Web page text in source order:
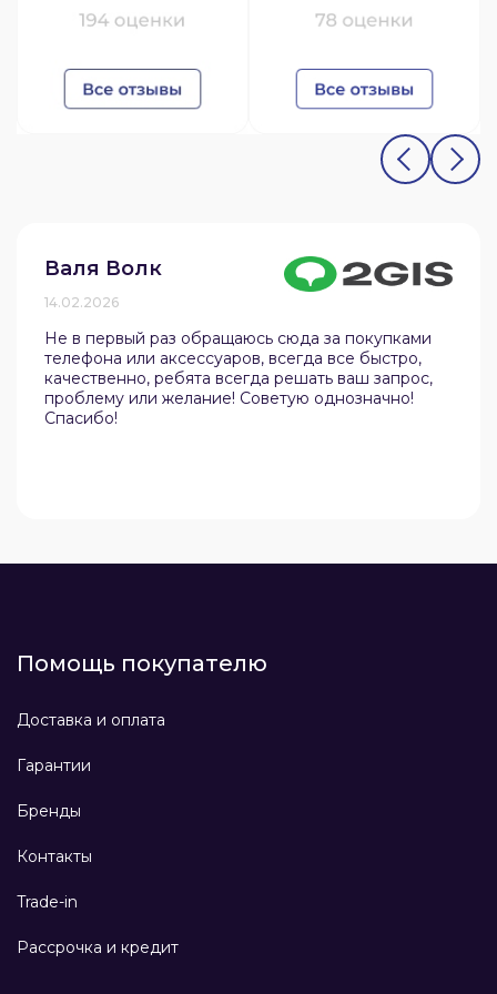
Валя Волк
14.02.2026
Не в первый раз обращаюсь сюда за покупками
телефона или аксессуаров, всегда все быстро,
качественно, ребята всегда решать ваш запрос,
проблему или желание! Советую однозначно!
Спасибо!
Помощь покупателю
Доставка и оплата
Гарантии
Бренды
Контакты
Trade-in
Рассрочка и кредит